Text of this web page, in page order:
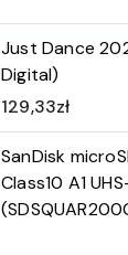
Just Dance
Digital)
129,33zł
SanDisk
Class10 A1